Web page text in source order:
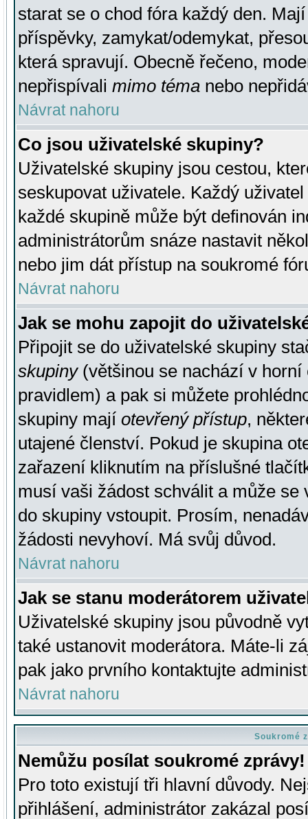
starat se o chod fóra každý den.
příspěvky, zamykat/odemykat,
která spravují. Obecně řečeno,
nepřispívali mimo téma nebo
Návrat nahoru
Co jsou uživatelské skupiny?
Uživatelské skupiny jsou cestou,
seskupovat uživatele. Každý
každé skupině může být definován
administrátorům snáze nastavit
nebo jim dát přístup na soukromé
Návrat nahoru
Jak se mohu zapojit do
Připojit se do uživatelské skupiny
skupiny(většinou se nachází v horní
pravidlem) a pak si můžete
skupiny mají otevřený přístup,
utajené členství. Pokud je skupina
zařazení kliknutím na příslušné
musí vaši žádost schválit a může se
do skupiny vstoupit. Prosím,
žádosti nevyhoví. Má svůj důvod.
Návrat nahoru
Jak se stanu moderátorem
Uživatelské skupiny jsou původně
také ustanovit moderátora. Máte-li
pak jako prvního kontaktujte
Návrat nahoru
Soukromé
Nemůžu posílat soukromé zprávy!
Pro toto existují tři hlavní důvody.
přihlášení, administrátor zakázal